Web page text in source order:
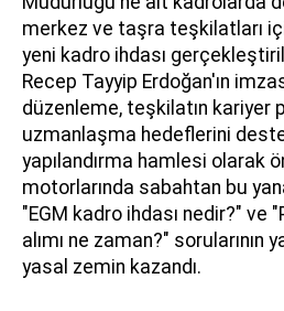
merkez ve taşra teşkilatları
yeni kadro ihdası
Recep Tayyip Erdoğan'ın
düzenleme, teşkilatın kariyer
uzmanlaşma hedeflerini
yapılandırma hamlesi olarak
motorlarında sabahtan bu
"EGM kadro ihdası nedir?" ve
alımı ne zaman?" sorularının
yasal zemin kazandı.